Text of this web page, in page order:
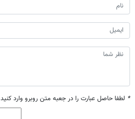
* لطفا حاصل عبارت را در جعبه متن روبرو وارد کنید